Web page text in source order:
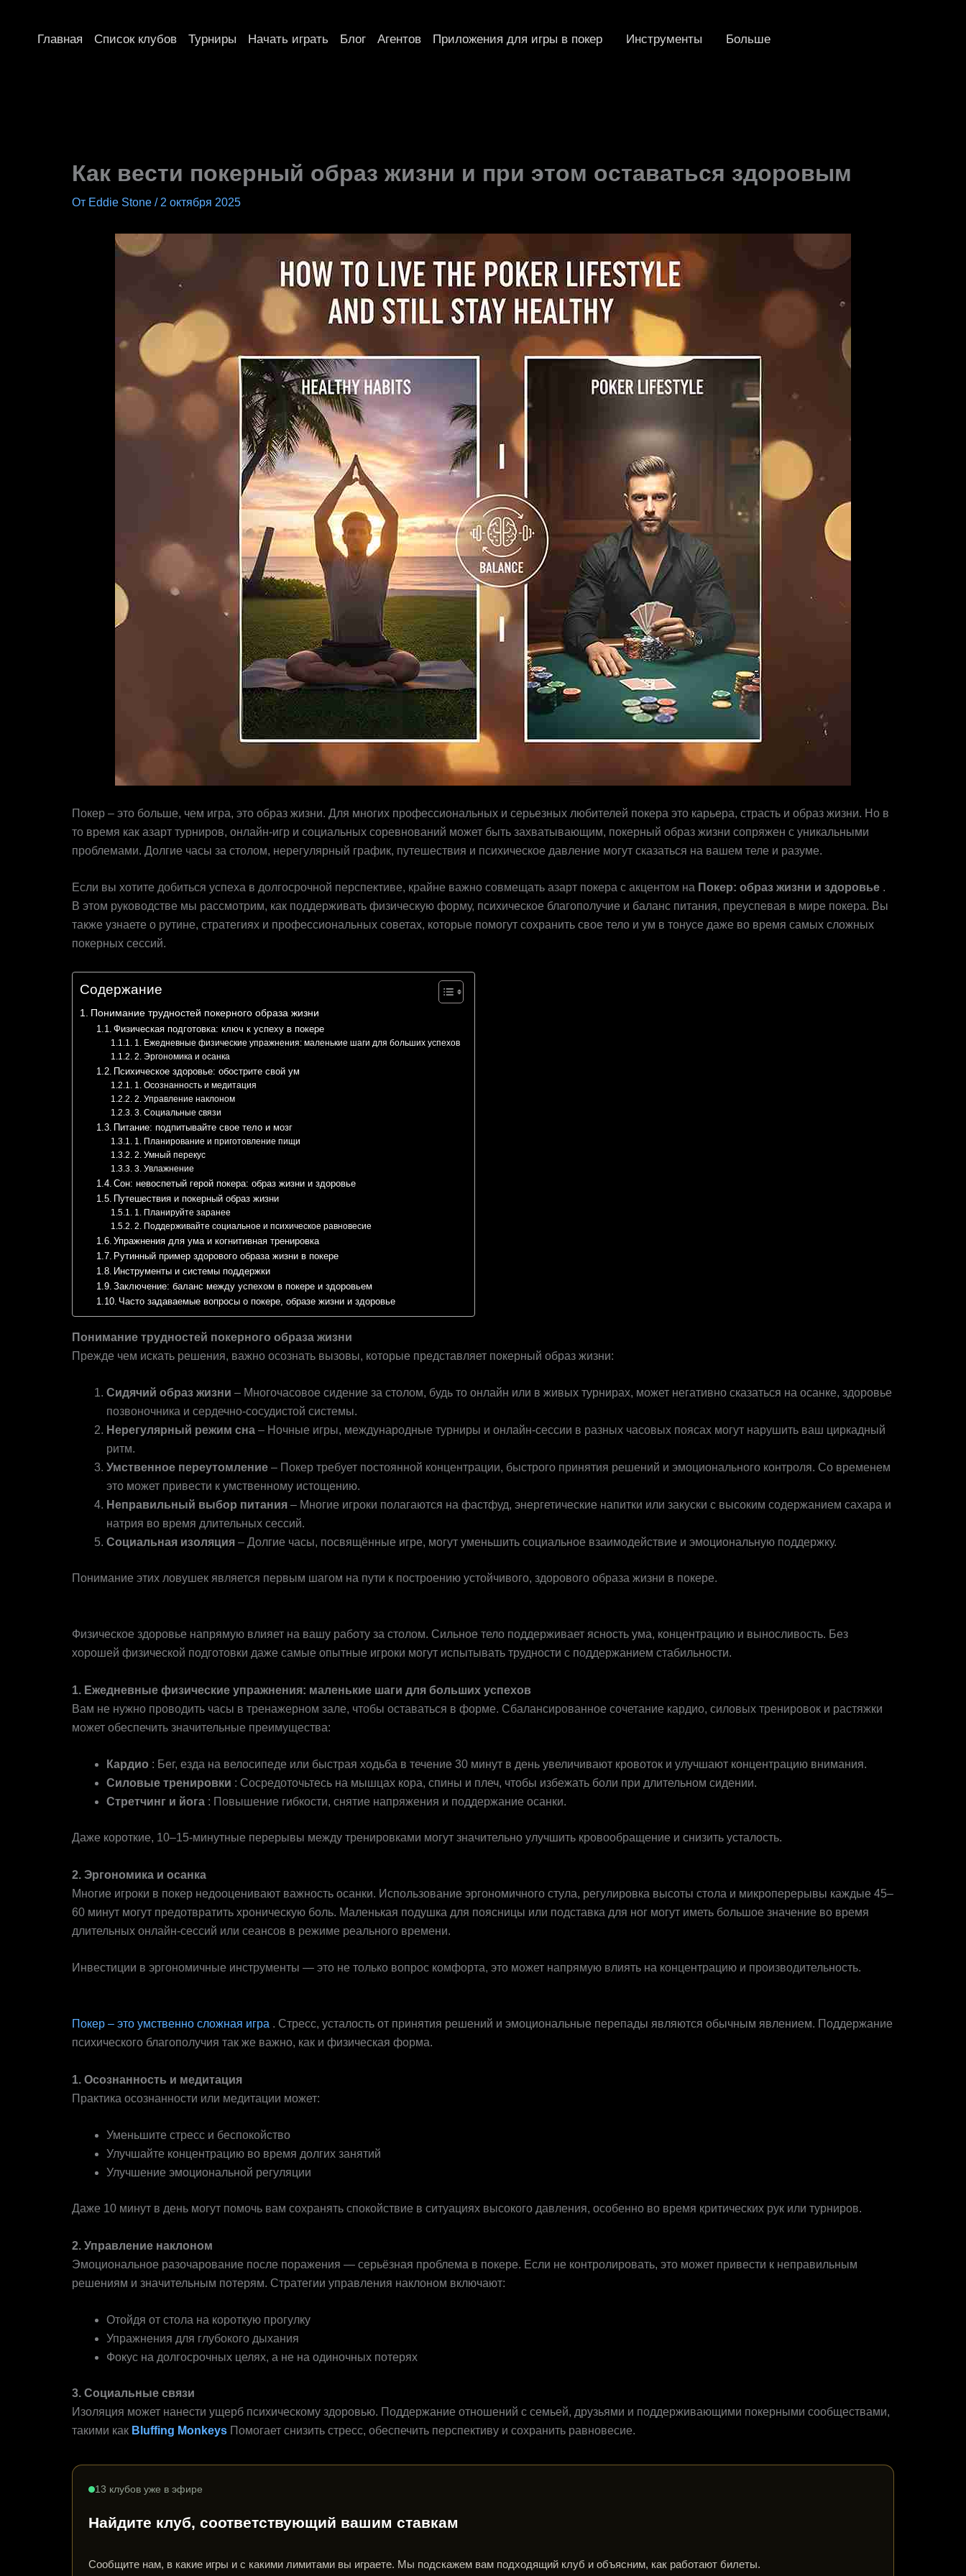
содержимому
Главная Список клубов Турниры Начать играть Блог Агентов Приложения для игры в покер Инструменты Больше
Как вести покерный образ жизни и при этом оставаться здоровым
От Eddie Stone / 2 октября 2025
Покер – это больше, чем игра, это образ жизни. Для многих профессиональных и серьезных любителей покера это карьера, страсть и образ жизни. Но в
то время как азарт турниров, онлайн-игр и социальных соревнований может быть захватывающим, покерный образ жизни сопряжен с уникальными
проблемами. Долгие часы за столом, нерегулярный график, путешествия и психическое давление могут сказаться на вашем теле и разуме.
Если вы хотите добиться успеха в долгосрочной перспективе, крайне важно совмещать азарт покера с акцентом на Покер: образ жизни и здоровье .
В этом руководстве мы рассмотрим, как поддерживать физическую форму, психическое благополучие и баланс питания, преуспевая в мире покера. Вы
также узнаете о рутине, стратегиях и профессиональных советах, которые помогут сохранить свое тело и ум в тонусе даже во время самых сложных
покерных сессий.
Содержание
Понимание трудностей покерного образа жизни
Физическая подготовка: ключ к успеху в покере
1. Ежедневные физические упражнения: маленькие шаги для больших успехов
2. Эргономика и осанка
Психическое здоровье: обострите свой ум
1. Осознанность и медитация
2. Управление наклоном
3. Социальные связи
Питание: подпитывайте свое тело и мозг
1. Планирование и приготовление пищи
2. Умный перекус
3. Увлажнение
Сон: невоспетый герой покера: образ жизни и здоровье
Путешествия и покерный образ жизни
1. Планируйте заранее
2. Поддерживайте социальное и психическое равновесие
Упражнения для ума и когнитивная тренировка
Рутинный пример здорового образа жизни в покере
Инструменты и системы поддержки
Заключение: баланс между успехом в покере и здоровьем
Часто задаваемые вопросы о покере, образе жизни и здоровье
Понимание трудностей покерного образа жизни
Прежде чем искать решения, важно осознать вызовы, которые представляет покерный образ жизни:
Сидячий образ жизни – Многочасовое сидение за столом, будь то онлайн или в живых турнирах, может негативно сказаться на осанке, здоровье
позвоночника и сердечно-сосудистой системы.
Нерегулярный режим сна – Ночные игры, международные турниры и онлайн-сессии в разных часовых поясах могут нарушить ваш циркадный
ритм.
Умственное переутомление – Покер требует постоянной концентрации, быстрого принятия решений и эмоционального контроля. Со временем
это может привести к умственному истощению.
Неправильный выбор питания – Многие игроки полагаются на фастфуд, энергетические напитки или закуски с высоким содержанием сахара и
натрия во время длительных сессий.
Социальная изоляция – Долгие часы, посвящённые игре, могут уменьшить социальное взаимодействие и эмоциональную поддержку.
Понимание этих ловушек является первым шагом на пути к построению устойчивого, здорового образа жизни в покере.
Физическое здоровье напрямую влияет на вашу работу за столом. Сильное тело поддерживает ясность ума, концентрацию и выносливость. Без
хорошей физической подготовки даже самые опытные игроки могут испытывать трудности с поддержанием стабильности.
1. Ежедневные физические упражнения: маленькие шаги для больших успехов
Вам не нужно проводить часы в тренажерном зале, чтобы оставаться в форме. Сбалансированное сочетание кардио, силовых тренировок и растяжки
может обеспечить значительные преимущества:
Кардио : Бег, езда на велосипеде или быстрая ходьба в течение 30 минут в день увеличивают кровоток и улучшают концентрацию внимания.
Силовые тренировки : Сосредоточьтесь на мышцах кора, спины и плеч, чтобы избежать боли при длительном сидении.
Стретчинг и йога : Повышение гибкости, снятие напряжения и поддержание осанки.
Даже короткие, 10–15-минутные перерывы между тренировками могут значительно улучшить кровообращение и снизить усталость.
2. Эргономика и осанка
Многие игроки в покер недооценивают важность осанки. Использование эргономичного стула, регулировка высоты стола и микроперерывы каждые 45–
60 минут могут предотвратить хроническую боль. Маленькая подушка для поясницы или подставка для ног могут иметь большое значение во время
длительных онлайн-сессий или сеансов в режиме реального времени.
Инвестиции в эргономичные инструменты — это не только вопрос комфорта, это может напрямую влиять на концентрацию и производительность.
Покер – это умственно сложная игра . Стресс, усталость от принятия решений и эмоциональные перепады являются обычным явлением. Поддержание
психического благополучия так же важно, как и физическая форма.
1. Осознанность и медитация
Практика осознанности или медитации может:
Уменьшите стресс и беспокойство
Улучшайте концентрацию во время долгих занятий
Улучшение эмоциональной регуляции
Даже 10 минут в день могут помочь вам сохранять спокойствие в ситуациях высокого давления, особенно во время критических рук или турниров.
2. Управление наклоном
Эмоциональное разочарование после поражения — серьёзная проблема в покере. Если не контролировать, это может привести к неправильным
решениям и значительным потерям. Стратегии управления наклоном включают:
Отойдя от стола на короткую прогулку
Упражнения для глубокого дыхания
Фокус на долгосрочных целях, а не на одиночных потерях
3. Социальные связи
Изоляция может нанести ущерб психическому здоровью. Поддержание отношений с семьей, друзьями и поддерживающими покерными сообществами,
такими как Bluffing Monkeys Помогает снизить стресс, обеспечить перспективу и сохранить равновесие.
13 клубов уже в эфире
Найдите клуб, соответствующий вашим ставкам
Сообщите нам, в какие игры и с какими лимитами вы играете. Мы подскажем вам подходящий клуб и объясним, как работают билеты.